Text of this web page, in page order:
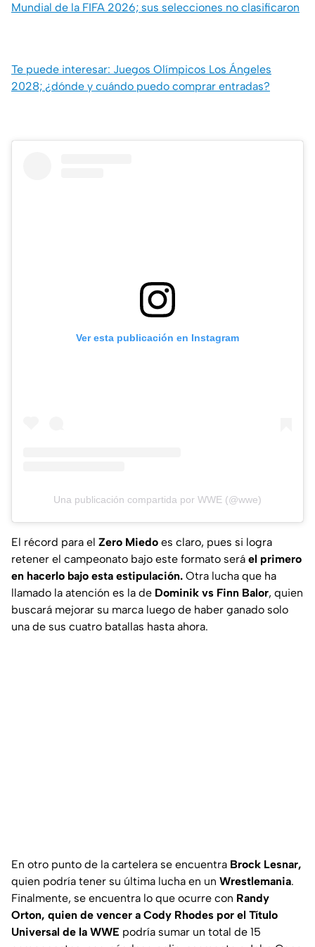
Mundial de la FIFA 2026; sus selecciones no clasificaron
Te puede interesar: Juegos Olímpicos Los Ángeles
2028; ¿dónde y cuándo puedo comprar entradas?
Ver esta publicación en Instagram
Una publicación compartida por WWE (@wwe)
El récord para el Zero Miedo es claro, pues si logra
retener el campeonato bajo este formato será el primero
en hacerlo bajo esta estipulación. Otra lucha que ha
llamado la atención es la de Dominik vs Finn Balor, quien
buscará mejorar su marca luego de haber ganado solo
una de sus cuatro batallas hasta ahora.
En otro punto de la cartelera se encuentra Brock Lesnar,
quien podría tener su última lucha en un Wrestlemania.
Finalmente, se encuentra lo que ocurre con Randy
Orton, quien de vencer a Cody Rhodes por el Título
Universal de la WWE podría sumar un total de 15